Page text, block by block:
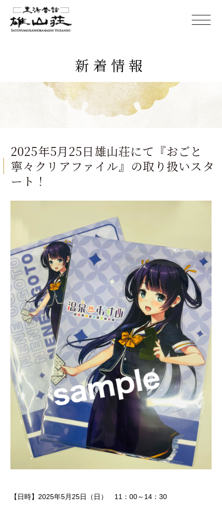
新着情報
2025年5月25日雄山荘にて『おごと
寧々クリアファイル』の取り扱いスタ
ート！
【日時】 2025年5月25日 （日） 11：00～14：30